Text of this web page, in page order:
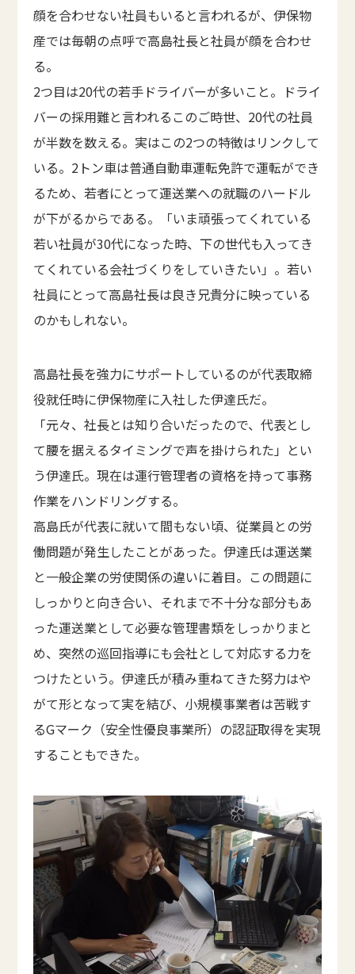
顔を合わせない社員もいると言われるが、伊保物
産では毎朝の点呼で高島社長と社員が顔を合わせ
る。
2つ目は20代の若手ドライバーが多いこと。ドライ
バーの採用難と言われるこのご時世、20代の社員
が半数を数える。実はこの2つの特徴はリンクして
いる。2トン車は普通自動車運転免許で運転ができ
るため、若者にとって運送業への就職のハードル
が下がるからである。「いま頑張ってくれている
若い社員が30代になった時、下の世代も入ってき
てくれている会社づくりをしていきたい」。若い
社員にとって高島社長は良き兄貴分に映っている
のかもしれない。
高島社長を強力にサポートしているのが代表取締
役就任時に伊保物産に入社した伊達氏だ。
「元々、社長とは知り合いだったので、代表とし
て腰を据えるタイミングで声を掛けられた」とい
う伊達氏。現在は運行管理者の資格を持って事務
作業をハンドリングする。
高島氏が代表に就いて間もない頃、従業員との労
働問題が発生したことがあった。伊達氏は運送業
と一般企業の労使関係の違いに着目。この問題に
しっかりと向き合い、それまで不十分な部分もあ
った運送業として必要な管理書類をしっかりまと
め、突然の巡回指導にも会社として対応する力を
つけたという。伊達氏が積み重ねてきた努力はや
がて形となって実を結び、小規模事業者は苦戦す
るGマーク（安全性優良事業所）の認証取得を実現
することもできた。